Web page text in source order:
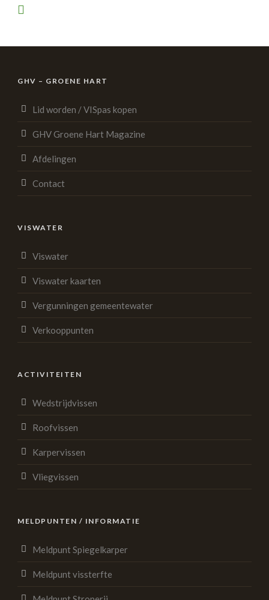
GHV – GROENE HART
Lid worden / VISpas kopen
GHV Groene Hart Magazine
Afdelingen
Contact
VISWATER
Viswater
Viswater kaarten
Vergunningen gemeentewater
Verkooppunten
ACTIVITEITEN
Wedstrijdvissen
Roofvissen
Karpervissen
Vliegvissen
MELDPUNTEN / INFORMATIE
Meldpunt Spiegelkarper
Meldpunt vissterfte